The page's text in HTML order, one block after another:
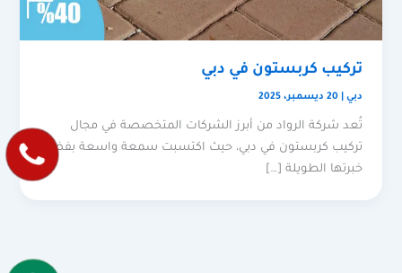
تركيب كربستون في دبي
دبي |20 ديسمبر، 2025
تُعد شركة الرواد من أبرز الشركات المتخصصة في مجال
تركيب كربستون في دبي، حيث اكتسبت سمعة واسعة بفضل
خبرتها الطويلة […]